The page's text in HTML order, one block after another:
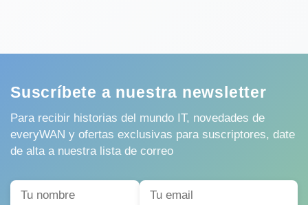
Suscríbete a nuestra newsletter
Para recibir historias del mundo IT, novedades de
everyWAN y ofertas exclusivas para suscriptores, date
de alta a nuestra lista de correo